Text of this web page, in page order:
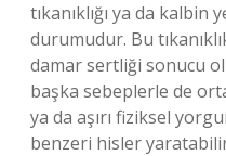
tıkanıklığı ya da kalbin
durumudur. Bu
damar sertliği sonucu
başka sebeplerle de
ya da aşırı fiziksel
benzeri hisler